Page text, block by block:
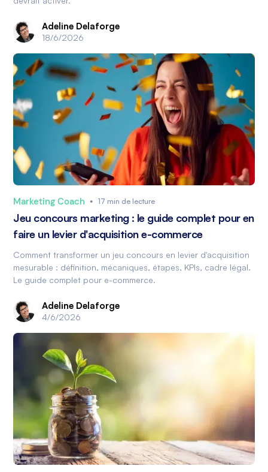
Adeline Delaforge
18/6/2026
Marketing Coach • 17 min de lecture
Jeu concours marketing : le guide complet pour en
faire un levier d'acquisition e-commerce
Comment transformer un jeu concours en levier d'acquisition
mesurable : définition, mécaniques, étapes, KPIs, cadre légal.
Le guide complet pour e-commerce.
Adeline Delaforge
4/6/2026